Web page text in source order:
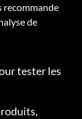
recommande
de
tester les